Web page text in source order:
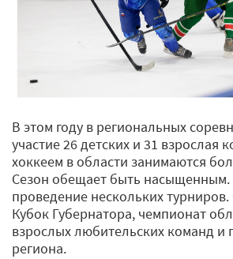
В этом году в региональных
участие 26 детских и 31 взрослая
хоккеем в области занимаются
Сезон обещает быть насыщенным.
проведение нескольких
Кубок Губернатора, чемпионат
взрослых любительских команд и
региона.